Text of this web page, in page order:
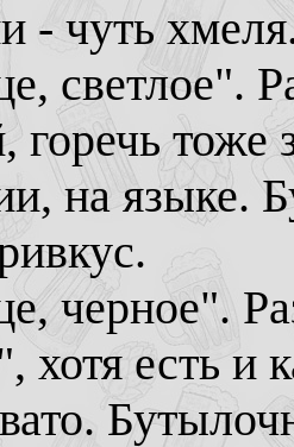
- чуть
светлое".
тоже
на языке.
черное".
хотя есть и